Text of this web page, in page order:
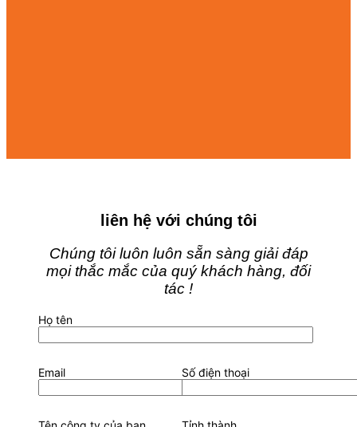
liên hệ với chúng tôi
Chúng tôi luôn luôn sẵn sàng giải đáp
mọi thắc mắc của quý khách hàng, đối
tác !
Họ tên
Email Số điện thoại